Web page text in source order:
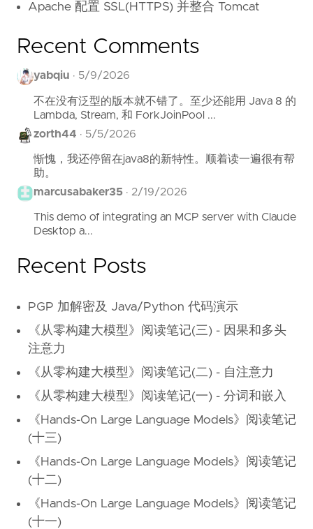
Apache 配置 SSL(HTTPS) 并整合 Tomcat
Recent Comments
yabqiu · 5/9/2026
不在没有泛型的版本就不错了。至少还能用 Java 8 的
Lambda, Stream, 和 ForkJoinPool ...
zorth44 · 5/5/2026
惭愧，我还停留在java8的新特性。顺着读一遍很有帮
助。
marcusabaker35 · 2/19/2026
This demo of integrating an MCP server with Claude
Desktop a...
Recent Posts
PGP 加解密及 Java/Python 代码演示
《从零构建大模型》阅读笔记(三) - 因果和多头
注意力
《从零构建大模型》阅读笔记(二) - 自注意力
《从零构建大模型》阅读笔记(一) - 分词和嵌入
《Hands-On Large Language Models》阅读笔记
(十三)
《Hands-On Large Language Models》阅读笔记
(十二)
《Hands-On Large Language Models》阅读笔记
(十一)